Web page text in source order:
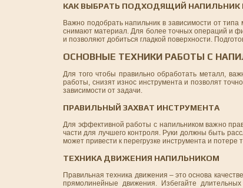
КАК ВЫБРАТЬ ПОДХОДЯЩИЙ НАПИЛЬНИК
Важно подобрать напильник в зависимости от
снимают материал. Для более точных операций и
и позволяют добиться гладкой поверхности.
ОСНОВНЫЕ ТЕХНИКИ РАБОТЫ С
Для того чтобы правильно обработать металл,
работы, снизят износ инструмента и позволят
зависимости от задачи.
ПРАВИЛЬНЫЙ ЗАХВАТ ИНСТРУМЕНТА
Для эффективной работы с напильником важно
части для лучшего контроля. Руки должны быть
может привести к перегрузке инструмента и потере
ТЕХНИКА ДВИЖЕНИЯ НАПИЛЬНИКОМ
Правильная техника движения – это основа
прямолинейные движения. Избегайте